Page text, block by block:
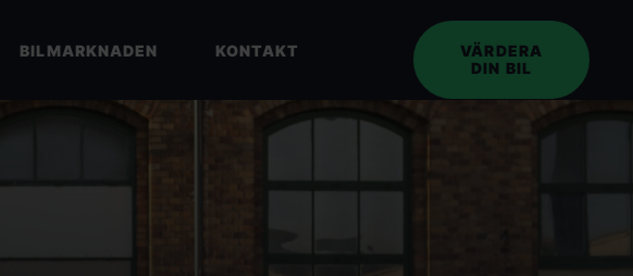
BILMARKNADEN KONTAKT
VÄRDERA
DIN BIL